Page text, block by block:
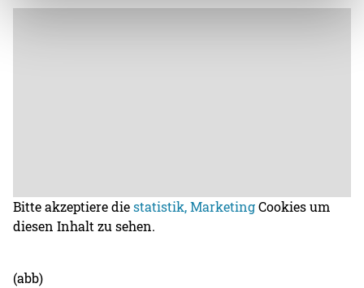
Bitte akzeptiere diestatistik, MarketingCookies um
diesen Inhalt zu sehen.
(abb)